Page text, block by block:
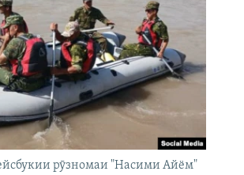
рӯзномаи "Насими Айём"